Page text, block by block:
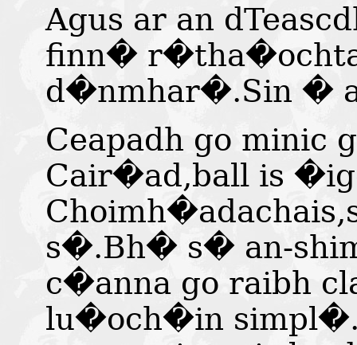
Agus ar an
finn� r�tha�ochta
d�nmhar�.Sin �
Ceapadh go minic
Cair�ad,ball is
s�.Bh� s� an-
c�anna go raibh
lu�och�in